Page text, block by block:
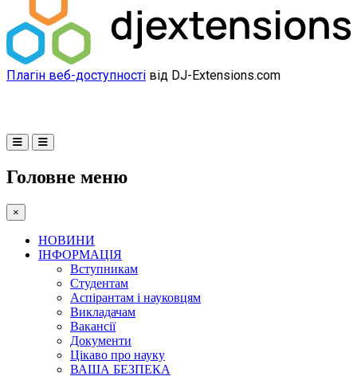
Плагін веб-доступності від DJ-Extensions.com
Головне меню
×
НОВИНИ
ІНФОРМАЦІЯ
Вступникам
Студентам
Аспірантам і науковцям
Викладачам
Вакансії
Документи
Цікаво про науку
ВАША БЕЗПЕКА